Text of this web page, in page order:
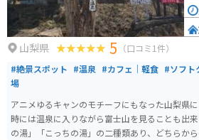
山梨県 5 （口コミ1件）
#絶景スポット #温泉 #カフェ｜軽食 #ソフト
場
アニメゆるキャンのモチーフにもなった山梨県
時には温泉に入りながら富士山を見ることも出
の湯」「こっちの湯」の二種類あり、どちらか